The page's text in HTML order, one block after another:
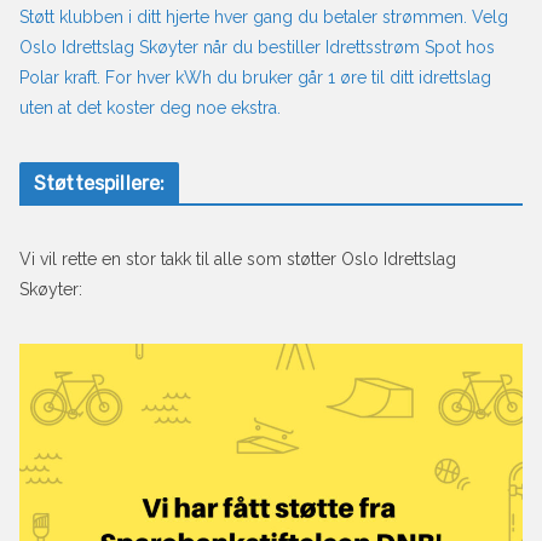
Støtt klubben i ditt hjerte hver gang du betaler strømmen. Velg
Oslo Idrettslag Skøyter når du bestiller Idrettsstrøm Spot hos
Polar kraft. For hver kWh du bruker går 1 øre til ditt idrettslag
uten at det koster deg noe ekstra.
Støttespillere:
Vi vil rette en stor takk til alle som støtter Oslo Idrettslag
Skøyter: